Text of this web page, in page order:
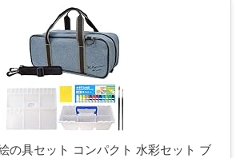
の具セット コンパクト 水彩セット ブ